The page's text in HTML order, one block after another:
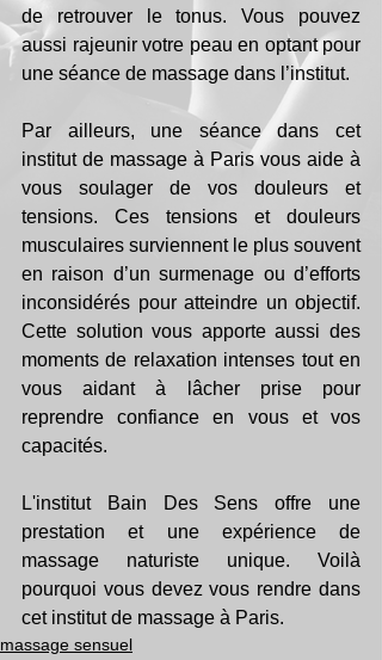
de retrouver le tonus. Vous pouvez
aussi rajeunir votre peau en optant pour
une séance de massage dans l’institut.
Par ailleurs, une séance dans cet
institut de massage à Paris vous aide à
vous soulager de vos douleurs et
tensions. Ces tensions et douleurs
musculaires surviennent le plus souvent
en raison d’un surmenage ou d’efforts
inconsidérés pour atteindre un objectif.
Cette solution vous apporte aussi des
moments de relaxation intenses tout en
vous aidant à lâcher prise pour
reprendre confiance en vous et vos
capacités.
L'institut Bain Des Sens offre une
prestation et une expérience de
massage naturiste unique. Voilà
pourquoi vous devez vous rendre dans
cet institut de massage à Paris.
massage sensuel